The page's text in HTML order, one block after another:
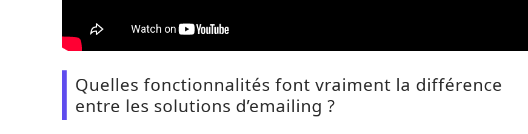
Quelles fonctionnalités font vraiment la différence
entre les solutions d’emailing ?